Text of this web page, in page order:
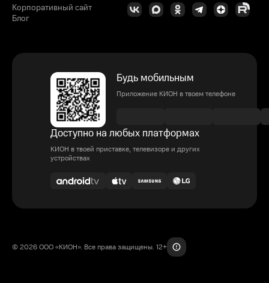
Корпоративный сайт
Блог
Будь мобильным
Приложение КИОН в твоем телефоне
Доступно на любых платформах
КИОН в твоей приставке, телевизоре и других
устройствах
© 2026 ООО «КИОН». Все права защищены. 12+